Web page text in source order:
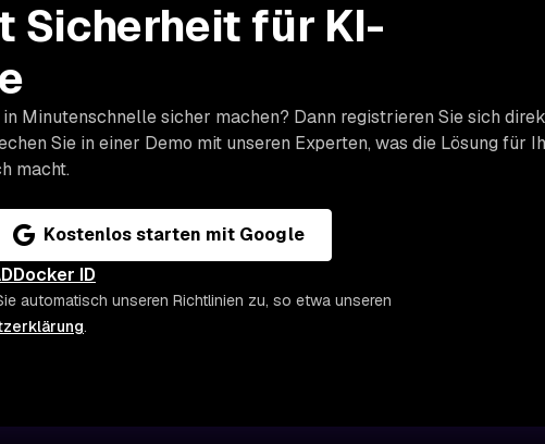
für KI-
Minutenschnelle sicher machen? Dann registrieren Sie sich
Sie in einer Demo mit unseren Experten, was die Lösung für
macht.
Kostenlos starten mit Google
Docker ID
automatisch unseren Richtlinien zu, so etwa unseren
.